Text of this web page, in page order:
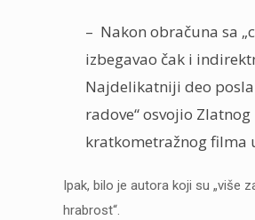
– Nakon obračuna sa
izbegavao čak i
Najdelikatniji deo posla
radove“ osvojio
kratkometražnog filma
Ipak, bilo je autora koji su „više
hrabrost“.